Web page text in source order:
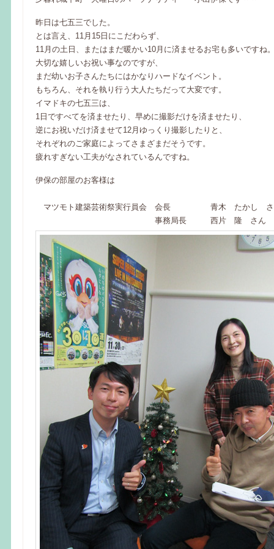
昨日は七五三でした。
とは言え、11月15日にこだわらず、
11月の土日、またはまだ暖かい10月に済ませるお宅も多いですね
大切な嬉しいお祝い事なのですが、
まだ幼いお子さんたちにはかなりハードなイベント。
もちろん、それを執り行う大人たちだって大変です。
イマドキの七五三は、
1日ですべてを済ませたり、早めに撮影だけを済ませたり、
逆にお祝いだけ済ませて12月ゆっくり撮影したりと、
それぞれのご家庭によってさまざまだそうです。
疲れすぎない工夫がなされているんですね。
伊保の部屋のお客様は
マツモト建築芸術祭実行員会 会長 青木 たかし さ
事務局長 西片 隆 さん